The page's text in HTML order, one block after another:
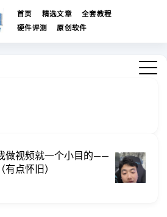
首页 精选文章
全套教程
硬件评测
原创软件
做视频就一个小目的——
点怀旧）